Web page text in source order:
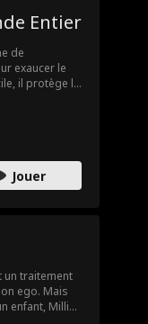
Entier
de
exaucer le
il protège la
Jouer
un traitement
ego. Mais
enfant, Millie